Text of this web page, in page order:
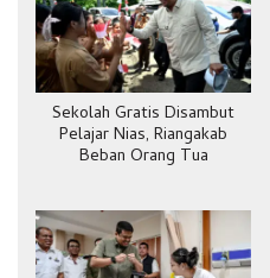
Sekolah Gratis Disambut
Pelajar Nias, Riangakab
Beban Orang Tua